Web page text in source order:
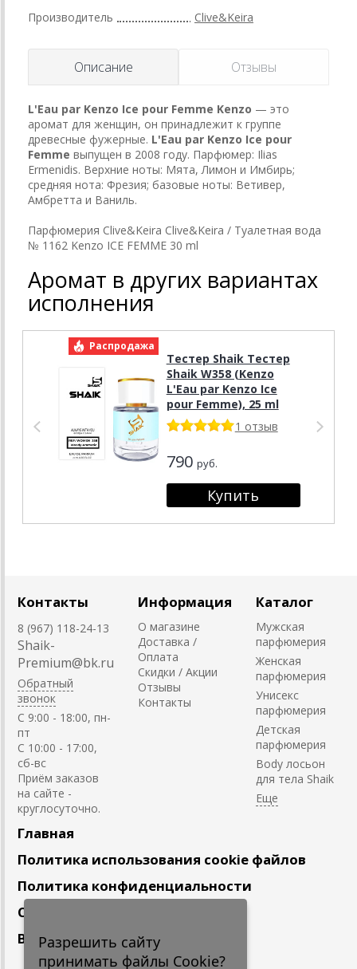
Производитель Clive&Keira
Описание Отзывы
L'Eau par Kenzo Ice pour Femme Kenzo — это
аромат для женщин, он принадлежит к группе
древесные фужерные. L'Eau par Kenzo Ice pour
Femme выпущен в 2008 году. Парфюмер: Ilias
Ermenidis. Верхние ноты: Мята, Лимон и Имбирь;
средняя нота: Фрезия; базовые ноты: Ветивер,
Амбретта и Ваниль.
Парфюмерия Clive&Keira Clive&Keira / Туалетная вода
№ 1162 Kenzo ICE FEMME 30 ml
Аромат в других вариантах
исполнения
Распродажа
Тестер Shaik Тестер
Shaik W358 (Kenzo
L'Eau par Kenzo Ice
pour Femme), 25 ml
1 отзыв
790 руб.
Контакты
8 (967) 118-24-13
Shaik-
Premium@bk.ru
Обратный
звонок
C 9:00 - 18:00, пн-
пт
С 10:00 - 17:00,
сб-вс
Приём заказов
на сайте -
круглосуточно.
Информация
О магазине
Доставка /
Оплата
Скидки / Акции
Отзывы
Контакты
Каталог
Мужская
парфюмерия
Женская
парфюмерия
Унисекс
парфюмерия
Детская
парфюмерия
Body лосьон
для тела Shaik
Главная
Политика использования cookie файлов
Политика конфиденциальности
Сотрудничество
Вакансии
Разрешить сайту
принимать файлы Cookie?